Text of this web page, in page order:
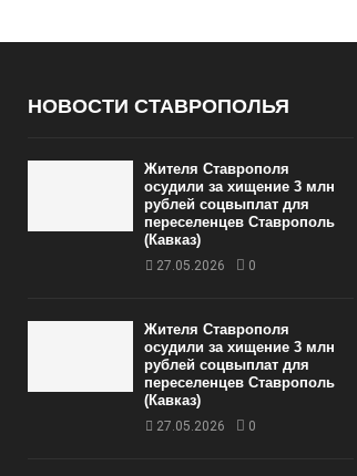
НОВОСТИ СТАВРОПОЛЬЯ
Жителя Ставрополя
осудили за хищение 3 млн
рублей соцвыплат для
переселенцев Ставрополь
(Кавказ)
27.05.2026 0
Жителя Ставрополя
осудили за хищение 3 млн
рублей соцвыплат для
переселенцев Ставрополь
(Кавказ)
27.05.2026 0